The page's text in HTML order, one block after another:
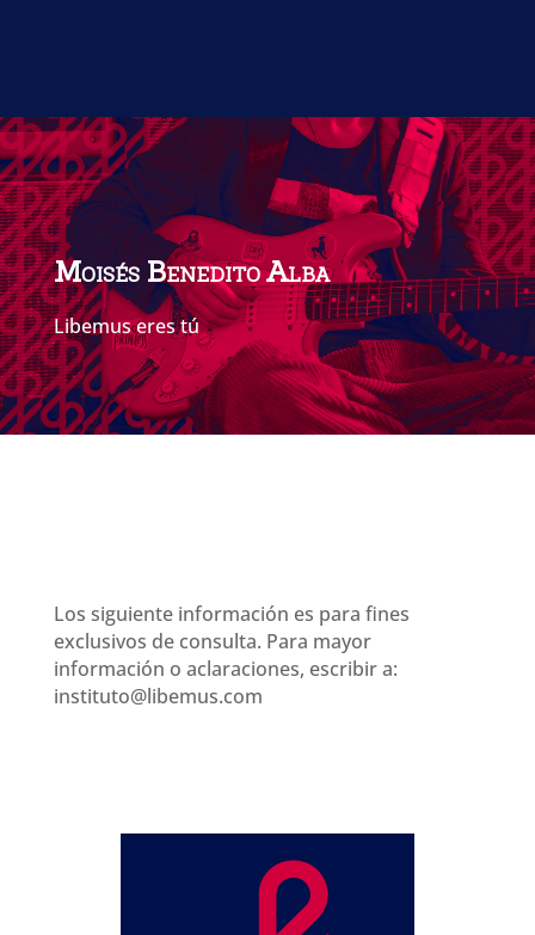
Inicio de cursos
Moisés Benedito Alba
Libemus eres tú
Los siguiente información es para fines
exclusivos de consulta. Para mayor
información o aclaraciones, escribir a:
instituto@libemus.com